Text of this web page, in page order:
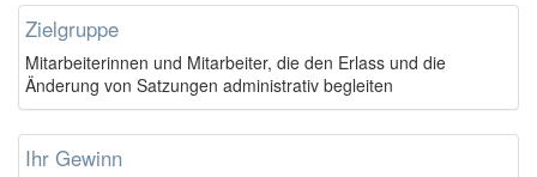
Zielgruppe
Mitarbeiterinnen und Mitarbeiter, die den Erlass und die
Änderung von Satzungen administrativ begleiten
Ihr Gewinn